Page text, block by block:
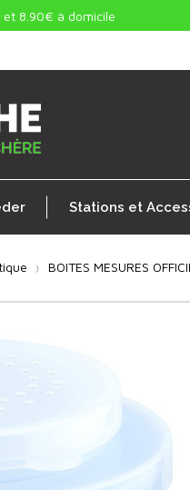
et 8.90€ à domicile
Stations et
BOITES MESURES